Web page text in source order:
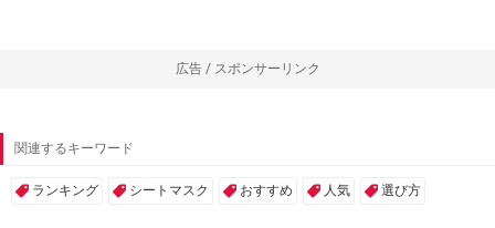
広告 / スポンサーリンク
関連するキーワード
ランキング シートマスク おすすめ 人気 選び方